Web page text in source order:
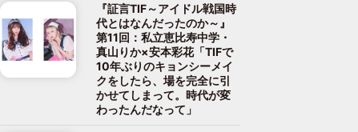
『証言TIF～アイドル戦国時
代とはなんだったのか～』
第11回：私立恵比寿中学・
真山りか×安本彩花「TIFで
10年ぶりのキョンシーメイ
クをしたら、場を完全に引
かせてしまって。時代が変
わったんだなって」